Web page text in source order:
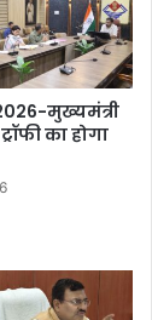
मुख्यमंत्री
का होगा